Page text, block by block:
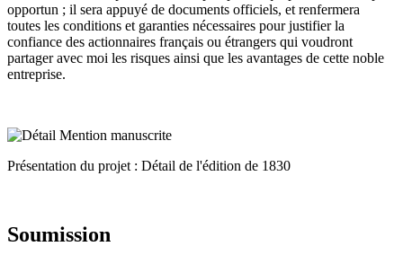
opportun ; il sera appuyé de documents officiels, et renfermera
toutes les conditions et garanties nécessaires pour justifier la
confiance des actionnaires français ou étrangers qui voudront
partager avec moi les risques ainsi que les avantages de cette noble
entreprise.
Présentation du projet : Détail de l'édition de 1830
Soumission